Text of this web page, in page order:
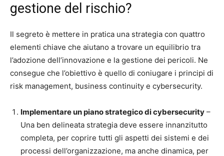
gestione del rischio?
Il segreto è mettere in pratica una strategia con quattro
elementi chiave che aiutano a trovare un equilibrio tra
l’adozione dell’innovazione e la gestione dei pericoli. Ne
consegue che l’obiettivo è quello di coniugare i principi di
risk management, business continuity e cybersecurity.
Implementare un piano strategico di cybersecurity –
Una ben delineata strategia deve essere innanzitutto
completa, per coprire tutti gli aspetti dei sistemi e dei
processi dell’organizzazione, ma anche dinamica, per